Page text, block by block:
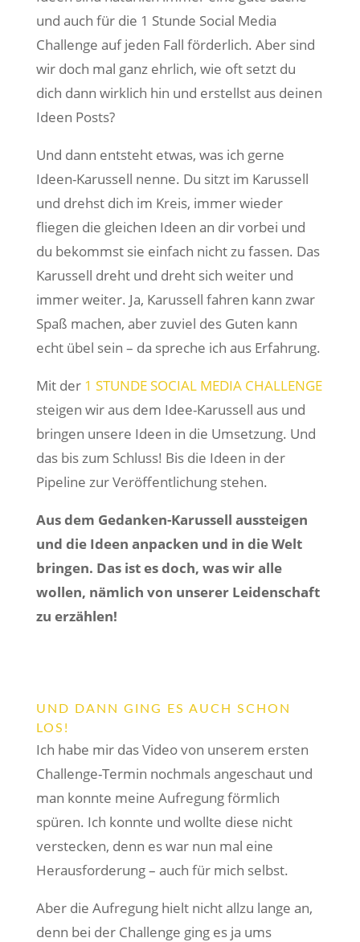
und auch für die 1 Stunde Social Media
Challenge auf jeden Fall förderlich. Aber sind
wir doch mal ganz ehrlich, wie oft setzt du
dich dann wirklich hin und erstellst aus deinen
Ideen Posts?
Und dann entsteht etwas, was ich gerne
Ideen-Karussell nenne. Du sitzt im Karussell
und drehst dich im Kreis, immer wieder
fliegen die gleichen Ideen an dir vorbei und
du bekommst sie einfach nicht zu fassen. Das
Karussell dreht und dreht sich weiter und
immer weiter. Ja, Karussell fahren kann zwar
Spaß machen, aber zuviel des Guten kann
echt übel sein – da spreche ich aus Erfahrung.
Mit der 1 STUNDE SOCIAL MEDIA CHALLENGE
steigen wir aus dem Idee-Karussell aus und
bringen unsere Ideen in die Umsetzung. Und
das bis zum Schluss! Bis die Ideen in der
Pipeline zur Veröffentlichung stehen.
Aus dem Gedanken-Karussell aussteigen
und die Ideen anpacken und in die Welt
bringen. Das ist es doch, was wir alle
wollen, nämlich von unserer Leidenschaft
zu erzählen!
UND DANN GING ES AUCH SCHON
LOS!
Ich habe mir das Video von unserem ersten
Challenge-Termin nochmals angeschaut und
man konnte meine Aufregung förmlich
spüren. Ich konnte und wollte diese nicht
verstecken, denn es war nun mal eine
Herausforderung – auch für mich selbst.
Aber die Aufregung hielt nicht allzu lange an,
denn bei der Challenge ging es ja ums